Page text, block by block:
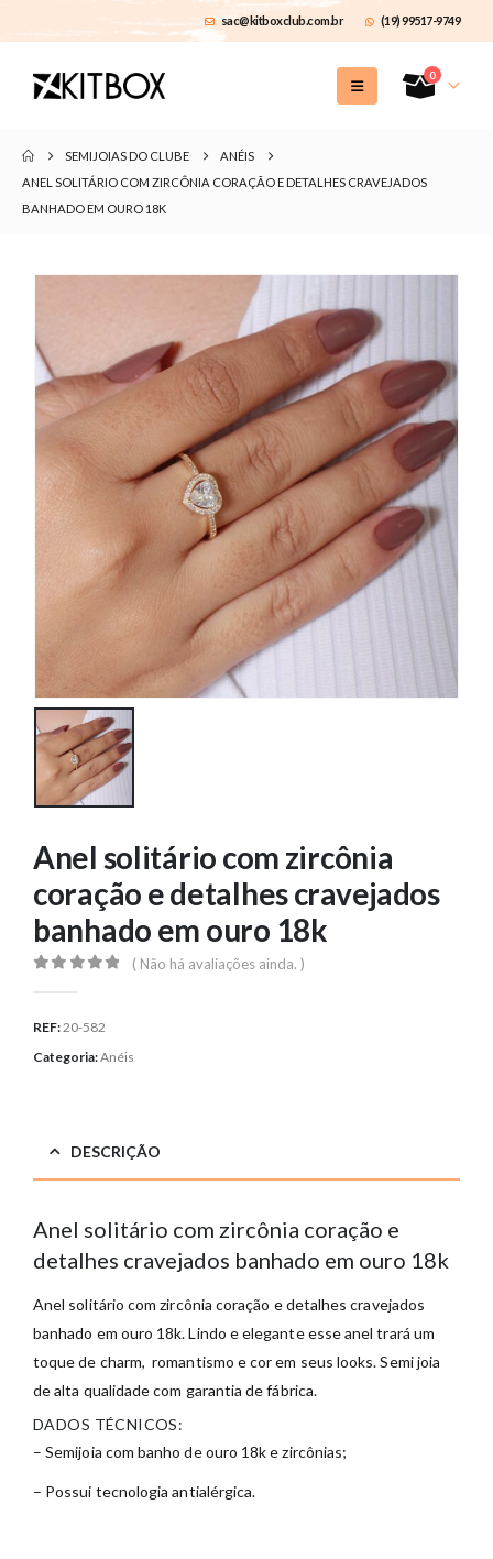
sac@kitboxclub.com.br (19) 99517-9749
0
SEMIJOIAS DO CLUBE
ANÉIS
ANEL SOLITÁRIO COM ZIRCÔNIA CORAÇÃO E DETALHES CRAVEJADOS
BANHADO EM OURO 18K
Anel solitário com zircônia
coração e detalhes cravejados
banhado em ouro 18k
( Não há avaliações ainda. )
REF:20-582
Categoria:Anéis
DESCRIÇÃO
Anel solitário com zircônia coração e
detalhes cravejados banhado em ouro 18k
Anel solitário com zircônia coração e detalhes cravejados
banhado em ouro 18k. Lindo e elegante esse anel trará um
toque de charm, romantismo e cor em seus looks. Semi joia
de alta qualidade com garantia de fábrica.
DADOS TÉCNICOS:
– Semijoia com banho de ouro 18k e zircônias;
– Possui tecnologia antialérgica.